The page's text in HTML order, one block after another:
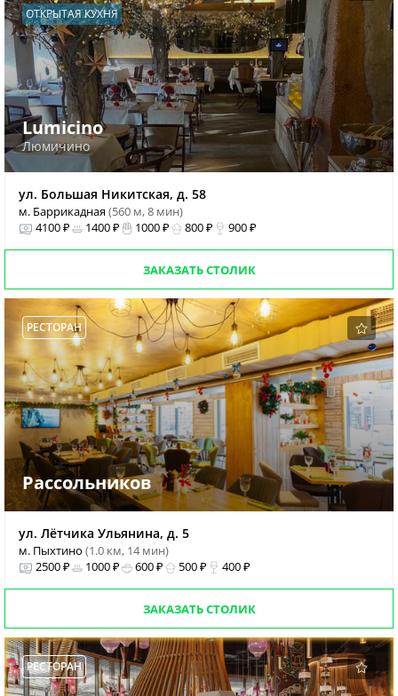
ОТКРЫТАЯ КУХНЯ
Lumicino
Люмичино
ул. Большая Никитская, д. 58
м. Баррикадная(560 м, 8 мин)
4100 ₽
1400 ₽ 1000 ₽ 800 ₽ 900 ₽
ЗАКАЗАТЬ СТОЛИК
РЕСТОРАН
Рассольников
ул. Лётчика Ульянина, д. 5
м. Пыхтино (1.0 км, 14 мин)
2500 ₽
1000 ₽ 600 ₽ 500 ₽ 400 ₽
ЗАКАЗАТЬ СТОЛИК
РЕСТОРАН